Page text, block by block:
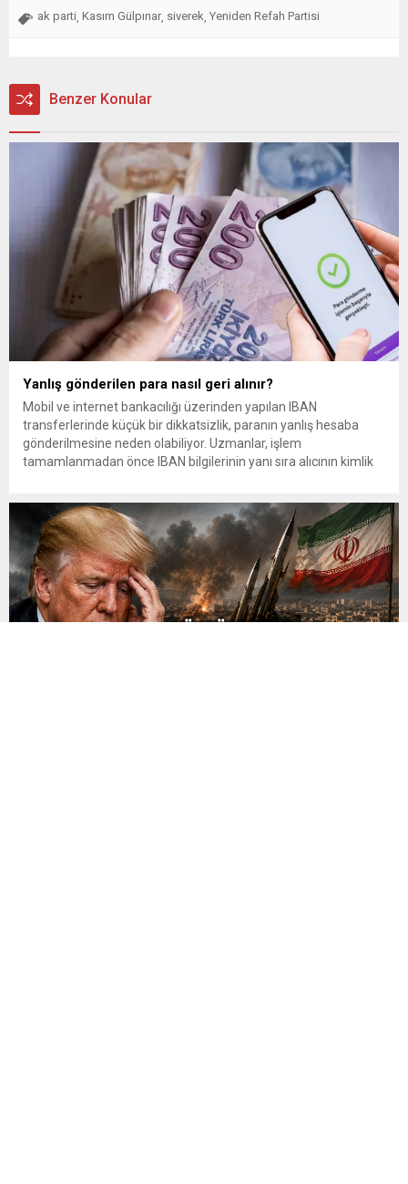
ak parti Kasım Gülpınar siverek Yeniden Refah Partisi
Benzer Konular
Yanlış gönderilen para nasıl geri alınır?
Mobil ve internet bankacılığı üzerinden yapılan IBAN
transferlerinde küçük bir dikkatsizlik, paranın yanlış hesaba
gönderilmesine neden olabiliyor. Uzmanlar, işlem
tamamlanmadan önce IBAN bilgilerinin yanı sıra alıcının kimlik
transferlerinde, özellikle IBAN’ın yanlış yazılması veya alıcı
bilgilerinin kontrol...